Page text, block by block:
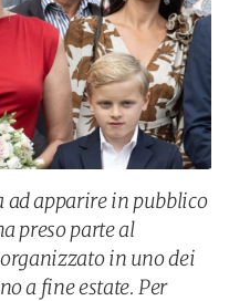
ad apparire in pubblico
preso parte al
in uno dei
a fine estate. Per